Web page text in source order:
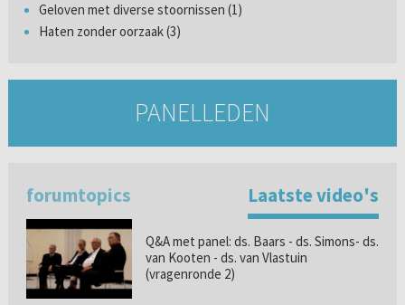
Geloven met diverse stoornissen (1)
Haten zonder oorzaak (3)
PANELLEDEN
forumtopics Laatste video's
Q&A met panel: ds. Baars - ds. Simons- ds.
van Kooten - ds. van Vlastuin
(vragenronde 2)